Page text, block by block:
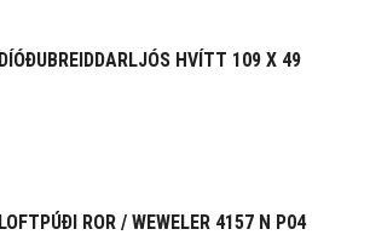
DÍÓÐUBREIDDARLJÓS HVÍTT 109 X 49
LOFTPÚÐI ROR / WEWELER 4157 N P04